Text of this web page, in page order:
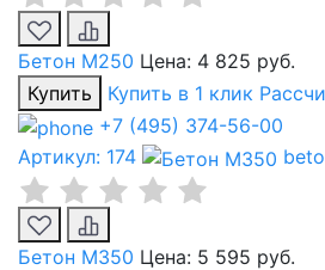
Бетон М250 Цена: 4 825 руб.
Купить
Купить в 1 клик
+7 (495) 374-56-00
Артикул: 174
Бетон М350 Цена: 5 595 руб.